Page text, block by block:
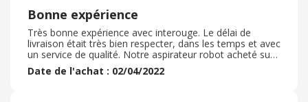
Bonne expérience
Très bonne expérience avec interouge. Le délai de
livraison était très bien respecter, dans les temps et avec
un service de qualité. Notre aspirateur robot acheté sur
ce site fonctionne à merveille. Je recommande donc ce
site et l'expérience cashback. Je suis très satisfaite de
Date de l'achat : 02/04/2022